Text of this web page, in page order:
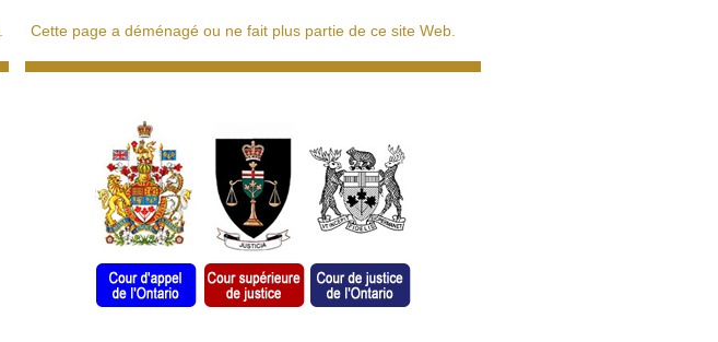
Cette page a déménagé ou ne fait plus partie de ce site Web.